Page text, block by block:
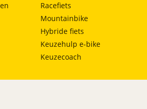
Racefiets
Mountainbike
Hybride fiets
Keuzehulp e-bike
Keuzecoach